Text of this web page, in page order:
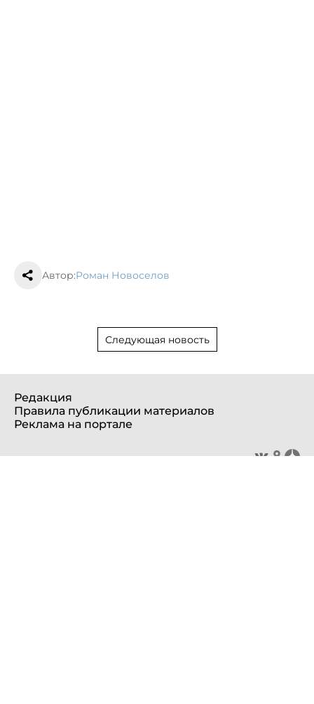
Автор:Роман Новоселов
Следующая новость
Редакция
Правила публикации материалов
Реклама на портале